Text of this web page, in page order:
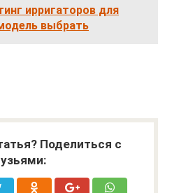
ирригаторов для
выбрать
Поделиться с